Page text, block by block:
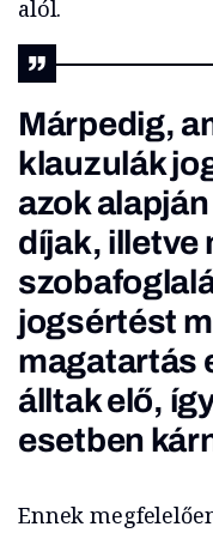
alól.
Márpedig,
klauzulák
azok
díjak, illetve
jogsértést
magatartás
álltak elő,
esetben
Ennek